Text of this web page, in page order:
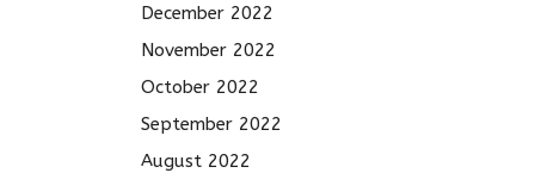
December 2022
November 2022
October 2022
September 2022
August 2022